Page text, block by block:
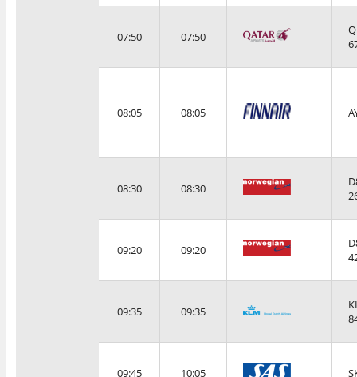
07:50 07:50
08:05 08:05
08:30 08:30
09:20 09:20
09:35 09:35
09:45 10:05